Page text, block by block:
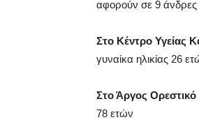
αφορούν σε 9 άνδρες
Στο Κέντρο Υγείας
γυναίκα ηλικίας 26
Στο Άργος Ορεστικό
78 ετών